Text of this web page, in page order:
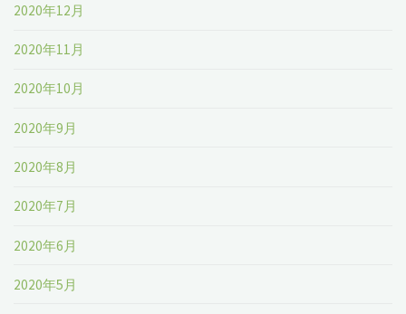
2020年12月
2020年11月
2020年10月
2020年9月
2020年8月
2020年7月
2020年6月
2020年5月